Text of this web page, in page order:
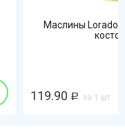
Маслины Lorado
119.90 Р за 1 шт